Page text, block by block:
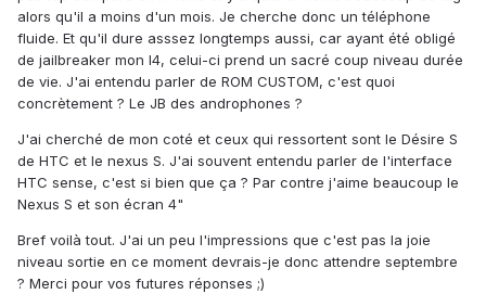
alors qu'il a moins d'un mois. Je cherche donc un téléphone
fluide. Et qu'il dure asssez longtemps aussi, car ayant été obligé
de jailbreaker mon I4, celui-ci prend un sacré coup niveau durée
de vie. J'ai entendu parler de ROM CUSTOM, c'est quoi
concrètement ? Le JB des androphones ?
J'ai cherché de mon coté et ceux qui ressortent sont le Désire S
de HTC et le nexus S. J'ai souvent entendu parler de l'interface
HTC sense, c'est si bien que ça ? Par contre j'aime beaucoup le
Nexus S et son écran 4"
Bref voilà tout. J'ai un peu l'impressions que c'est pas la joie
niveau sortie en ce moment devrais-je donc attendre septembre
? Merci pour vos futures réponses ;)